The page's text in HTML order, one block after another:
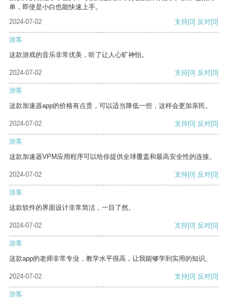
单，即使是小白也能快速上手。
2024-07-02
支持[0] 反对[0]
游客
这款游戏的音乐非常优美，听了让人心旷神怡。
2024-07-02 支持[0] 反对[0]
游客
这款加速器app的价格有点贵，可以适当降低一些，这样会更加亲民。
2024-07-02 支持[0] 反对[0]
游客
这款加速器VPM应用程序可以给你提供全球覆盖和最高安全性的连接。
2024-07-02 支持[0] 反对[0]
游客
这款软件的界面设计非常简洁，一目了然。
2024-07-02 支持[0] 反对[0]
游客
这款app的老师非常专业，教学水平很高，让我能够学到实用的知识。
2024-07-02 支持[0] 反对[0]
游客